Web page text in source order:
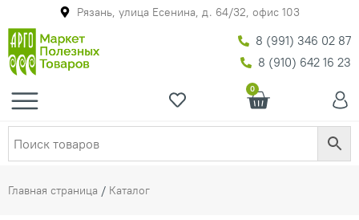
Рязань, улица Есенина, д. 64/32, офис 103
8 (991) 346 02 87
8 (910) 642 16 23
0
Главная страница / Каталог